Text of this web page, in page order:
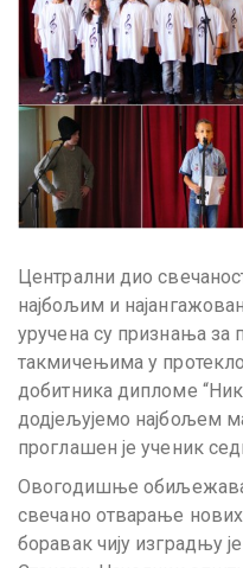
Централни дио
најбољим и
уручена су признања за
такмичењима у
добитника дипломе
додјељујемо најбољем
проглашен је ученик
Овогодишње
свечано отварање
боравак чију изградњу